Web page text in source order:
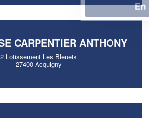
CARPENTIER ANTHONY
2 Lotissement Les Bleuets
27400 Acquigny
En savoir plus